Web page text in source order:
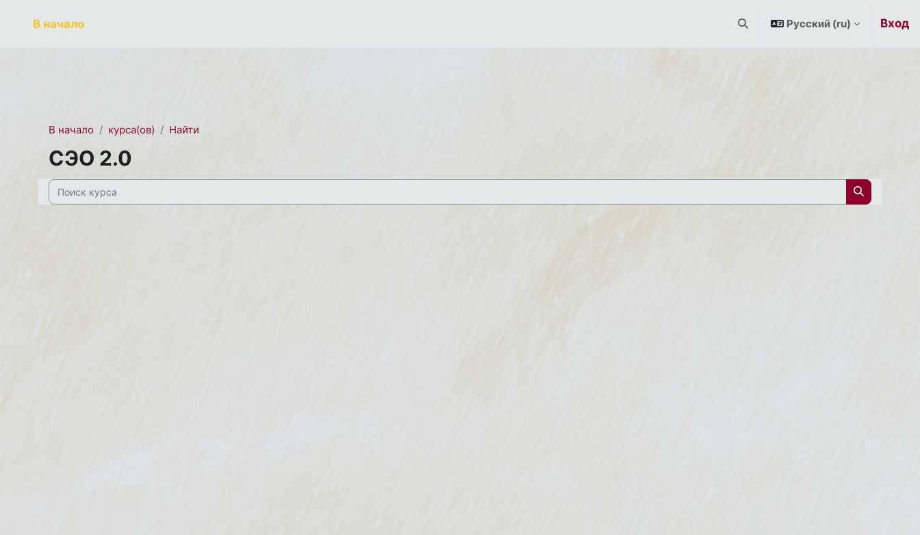
СЭО 2.0
В начало Изменить данные поисковой
Русский ‎(ru)‎ Вход
В начало курса(ов) Найти
СЭО 2.0
Поиск курса
Поиск